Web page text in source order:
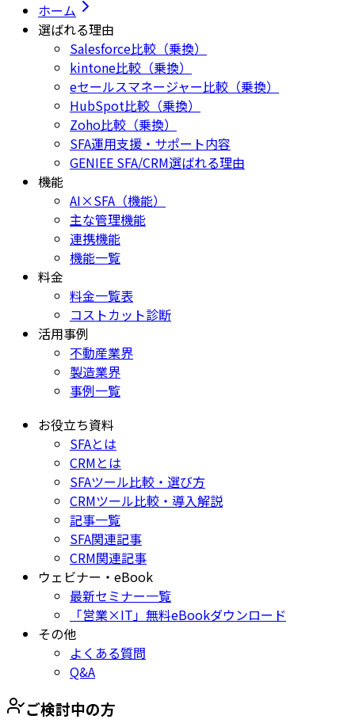
ホーム
選ばれる理由
Salesforce比較（乗換）
kintone比較（乗換）
eセールスマネージャー比較（乗換）
HubSpot比較（乗換）
Zoho比較（乗換）
SFA運用支援・サポート内容
GENIEE SFA/CRM選ばれる理由
機能
AI×SFA（機能）
主な管理機能
連携機能
機能一覧
料金
料金一覧表
コストカット診断
活用事例
不動産業界
製造業界
事例一覧
お役立ち資料
SFAとは
CRMとは
SFAツール比較・選び方
CRMツール比較・導入解説
記事一覧
SFA関連記事
CRM関連記事
ウェビナー・eBook
最新セミナー一覧
「営業×IT」無料eBookダウンロード
その他
よくある質問
Q&A
ご検討中の方